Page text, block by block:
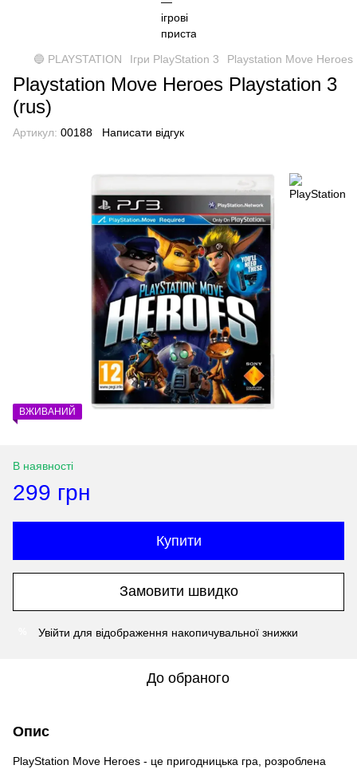
🔵 PLAYSTATION Ігри PlayStation 3 Playstation Move
Playstation Move Heroes Playstation 3
(rus)
Артикул: 00188 Написати відгук
ВЖИВАНИЙ
В наявності
299 грн
Купити
Замовити швидко
Увійти для відображення накопичувальної знижки
До обраного
Опис
PlayStation Move Heroes - це пригодницька гра, розроблена